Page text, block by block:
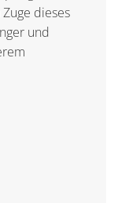
dieses
und